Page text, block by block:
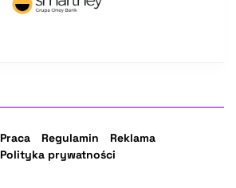
Praca Regulamin
Reklama
Polityka prywatności